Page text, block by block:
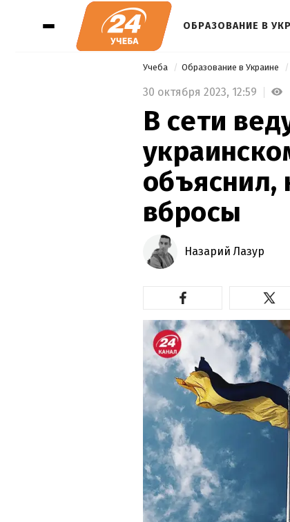
ОБРАЗОВАНИЕ В
Учеба Образование в Украине
30 октября 2023, 12:59
В сети
объяснил,
вбросы
Назарий Лазур